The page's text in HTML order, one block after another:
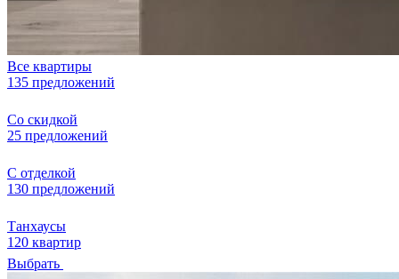
Все квартиры
135 предложений
Со скидкой
25 предложений
С отделкой
130 предложений
Танхаусы
120 квартир
Выбрать